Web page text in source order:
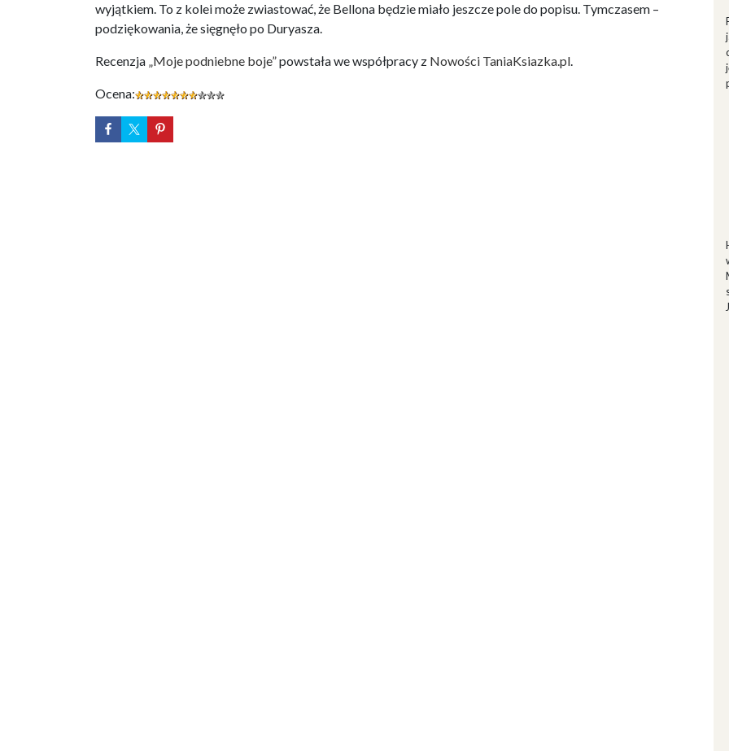
wyjątkiem. To z kolei może zwiastować, że Bellona będzie miało jeszcze pole do popisu. Tymczasem –
podziękowania, że sięgnęło po Duryasza.
Recenzja „Moje podniebne boje”powstała we współpracy z Nowości TaniaKsiazka.pl.
Ocena: